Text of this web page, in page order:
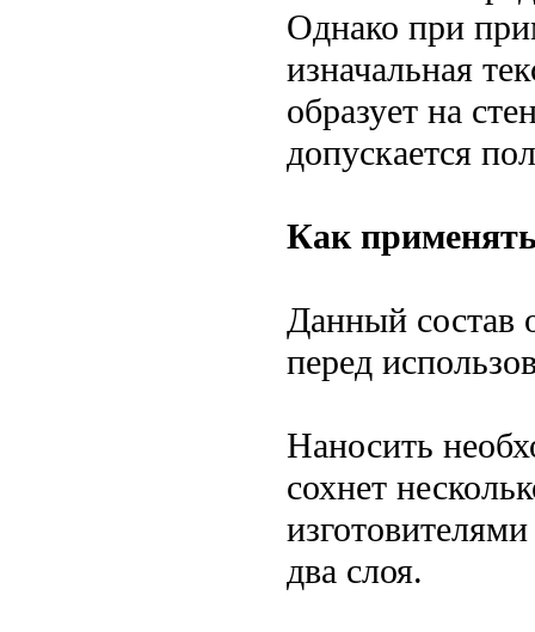
Однако при
изначальная
образует на
допускается
Как
Данный состав
перед
Наносить
сохнет
два слоя.